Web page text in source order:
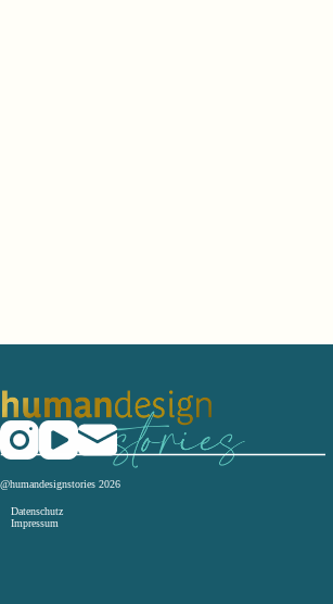
@humandesignstories 2026
Datenschutz
Impressum